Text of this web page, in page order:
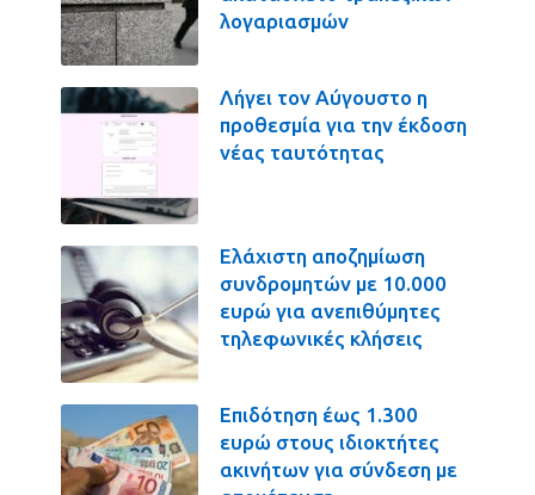
λογαριασμών
Λήγει τον Αύγουστο η
προθεσμία για την έκδοση
νέας ταυτότητας
Ελάχιστη αποζημίωση
συνδρομητών με 10.000
ευρώ για ανεπιθύμητες
τηλεφωνικές κλήσεις
Επιδότηση έως 1.300
ευρώ στους ιδιοκτήτες
ακινήτων για σύνδεση με